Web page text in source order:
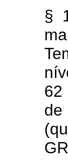
§
62